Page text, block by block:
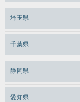
メガロス日比谷シャンテ
メガロス白金台
メガロス田端
メガロスキッズ錦糸町
メガロス三鷹
メガロスルフレ三鷹
メガロス武蔵小金井
メガロスルフレ武蔵小金井
メガロス上永谷
メガロスルフレ上永谷
メガロス神奈川
メガロス日吉
埼玉県
メガロスルフレ草加
千葉県
メガロス本八幡
静岡県
愛知県